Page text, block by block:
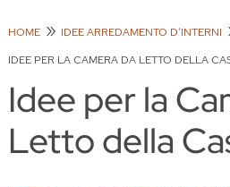
HOME
IDEE ARREDAMENTO D'INTERNI
IDEE PER LA CAMERA DA LETTO DELLA
Idee per la
Letto della